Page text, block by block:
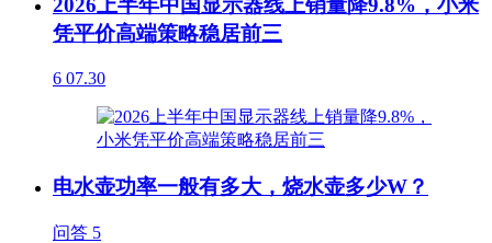
2026上半年中国显示器线上销量降9.8%，小米
凭平价高端策略稳居前三
6 07.30
电水壶功率一般有多大，烧水壶多少W？
问答 5